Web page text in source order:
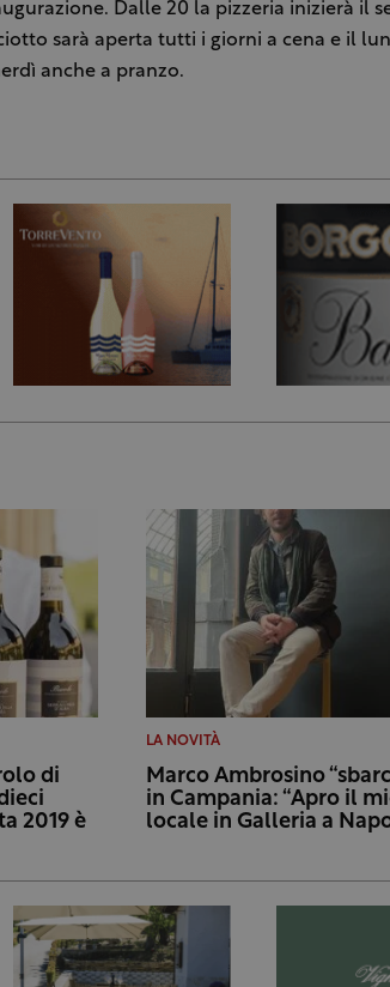
Dalle 20 la pizzeria inizierà il
sarà aperta tutti i giorni a cena e il
anche a pranzo.
di
2019 è
LA NOVITÀ
Marco Ambrosino
in Campania: “Apro il
locale in Galleria a